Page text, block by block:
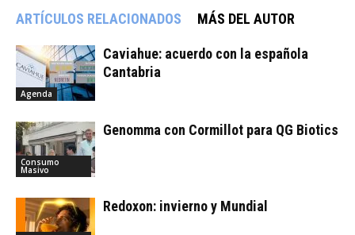
ARTÍCULOS RELACIONADOS MÁS DEL AUTOR
Agenda
Caviahue: acuerdo con la española
Cantabria
Consumo
Masivo
Genomma con Cormillot para QG Biotics
Redoxon: invierno y Mundial